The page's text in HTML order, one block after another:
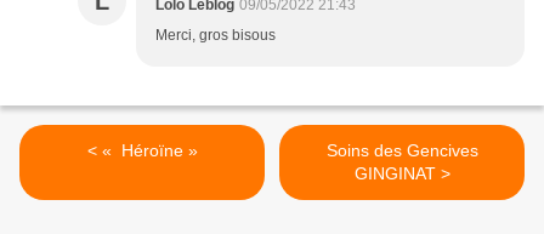
Lolo Leblog 09/05/2022 21:43
Merci, gros bisous
< « Héroïne »
Soins des Gencives
GINGINAT >